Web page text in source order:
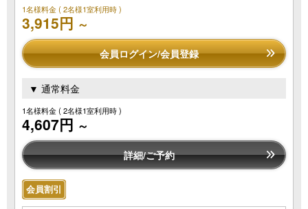
1名様料金( 2名様1室利用時 )
3,915円 ～
会員ログイン/会員登録
▼ 通常料金
1名様料金( 2名様1室利用時 )
4,607円 ～
詳細/ご予約
会員割引